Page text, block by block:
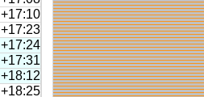
+17:10
+17:23
+17:24
+17:31
+18:12
+18:25